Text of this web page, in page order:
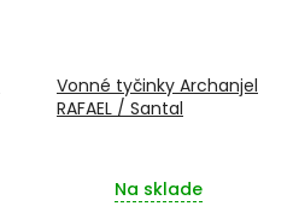
Vonné tyčinky Archanjel
RAFAEL / Santal
Na sklade